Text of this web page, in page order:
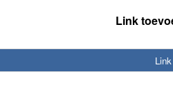
Link